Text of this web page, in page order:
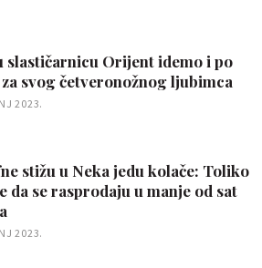
slastičarnicu Orijent idemo i po
svog četveronožnog ljubimca
2023.
stižu u Neka jedu kolače: Toliko
da se rasprodaju u manje od sat
2023.